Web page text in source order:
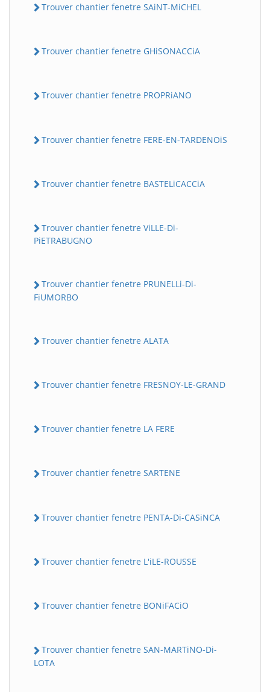
Trouver chantier fenetre SAiNT-MiCHEL
Trouver chantier fenetre GHiSONACCiA
Trouver chantier fenetre PROPRiANO
Trouver chantier fenetre FERE-EN-TARDENOiS
Trouver chantier fenetre BASTELiCACCiA
Trouver chantier fenetre ViLLE-Di-
PiETRABUGNO
Trouver chantier fenetre PRUNELLi-Di-
FiUMORBO
Trouver chantier fenetre ALATA
Trouver chantier fenetre FRESNOY-LE-GRAND
Trouver chantier fenetre LA FERE
Trouver chantier fenetre SARTENE
Trouver chantier fenetre PENTA-Di-CASiNCA
Trouver chantier fenetre L'iLE-ROUSSE
Trouver chantier fenetre BONiFACiO
Trouver chantier fenetre SAN-MARTiNO-Di-
LOTA